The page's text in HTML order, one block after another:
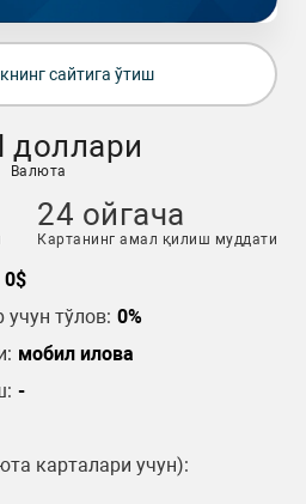
сайтига ўтиш
Валюта
24 ойгача
Картанинг амал қилиш муддати
0$
тўлов: 0%
мобил илова
-
карталари учун):